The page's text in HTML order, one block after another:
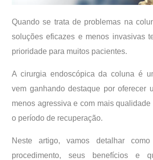
Quando se trata de problemas na
soluções eficazes e menos invasivas
prioridade para muitos pacientes.
A cirurgia endoscópica da coluna é
vem ganhando destaque por oferecer
menos agressiva e com mais qualidade
o período de recuperação.
Neste artigo, vamos detalhar
procedimento, seus benefícios e